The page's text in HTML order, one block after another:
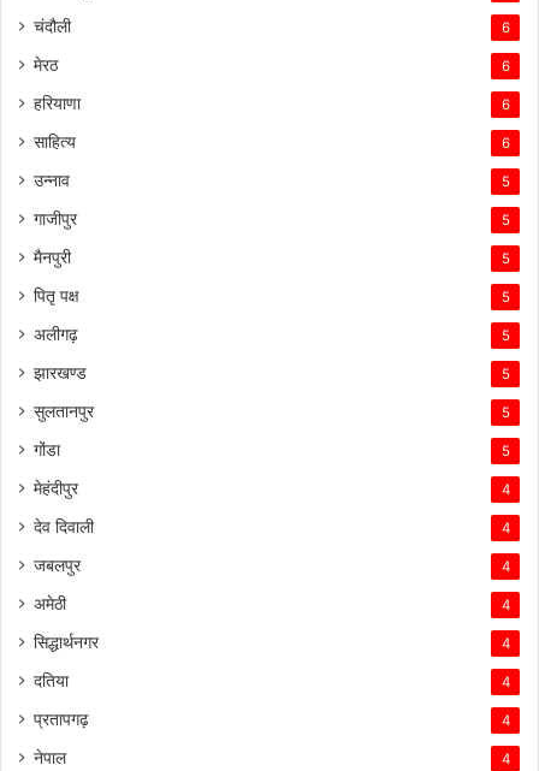
चंदौली 6
मेरठ 6
हरियाणा 6
साहित्य 6
उन्नाव 5
गाजीपुर 5
मैनपुरी 5
पितृ पक्ष 5
अलीगढ़ 5
झारखण्ड 5
सुलतानपुर 5
गोंडा 5
मेहंदीपुर 4
देव दिवाली 4
जबलपुर 4
अमेठी 4
सिद्धार्थनगर 4
दतिया 4
प्रतापगढ़ 4
नेपाल 4